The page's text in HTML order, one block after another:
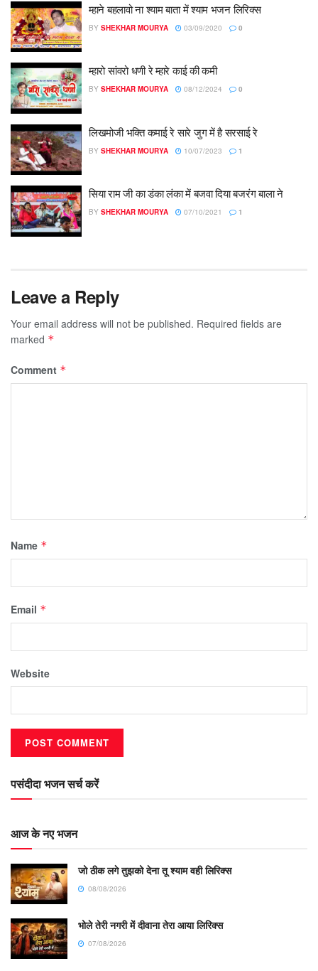
म्हाने बहलावो ना श्याम बाता में श्याम भजन लिरिक्स
BY SHEKHAR MOURYA 03/09/2020 0
म्हारो सांवरो धणी रे म्हारे काई की कमी
BY SHEKHAR MOURYA 08/12/2024 0
लिखमोजी भक्ति कमाई रे सारे जुग में है सरसाई रे
BY SHEKHAR MOURYA 10/07/2023 1
सिया राम जी का डंका लंका में बजवा दिया बजरंग बाला ने
BY SHEKHAR MOURYA 07/10/2021 1
Leave a Reply
Your email address will not be published. Required fields are
marked *
Comment *
Name *
Email *
Website
पसंदीदा भजन सर्च करें
आज के नए भजन
जो ठीक लगे तुझको देना तू श्याम वही लिरिक्स
08/08/2026
भोले तेरी नगरी में दीवाना तेरा आया लिरिक्स
07/08/2026